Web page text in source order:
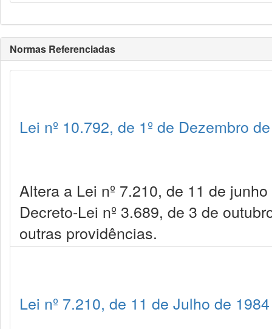
Normas Referenciadas
Lei nº 10.792, de 1º de Dezembro
Altera a Lei nº 7.210, de 11 de
Decreto-Lei nº 3.689, de 3 de
outras providências.
Lei nº 7.210, de 11 de Julho de 1984